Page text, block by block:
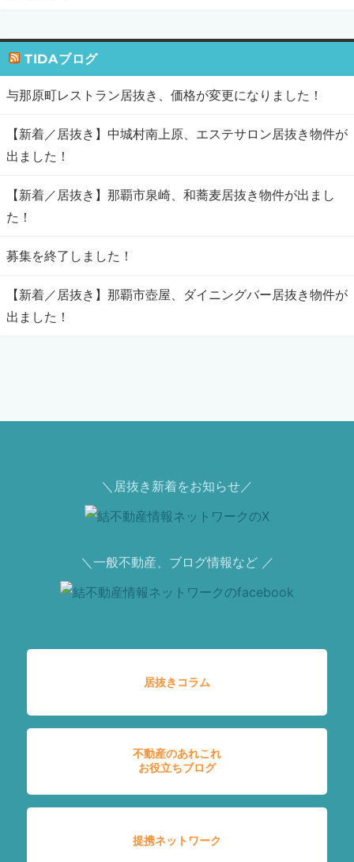
TIDAブログ
与那原町レストラン居抜き、価格が変更になりました！
【新着／居抜き】中城村南上原、エステサロン居抜き物件が
出ました！
【新着／居抜き】那覇市泉崎、和蕎麦居抜き物件が出まし
た！
募集を終了しました！
【新着／居抜き】那覇市壺屋、ダイニングバー居抜き物件が
出ました！
＼居抜き新着をお知らせ／
＼一般不動産、ブログ情報など ／
居抜きコラム
不動産のあれこれ
お役立ちブログ
提携ネットワーク